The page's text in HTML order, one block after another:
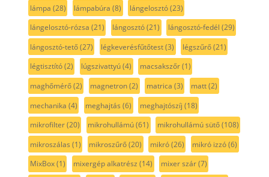
lámpa (28) lámpabúra (8) lángelosztó(23)
lángelosztó-rózsa (21) lángosztó(21) lángosztó-fedél (29)
lángosztó-tető(27) légkeverésfűtőtest(3) légszűrő(21)
légtisztító(2) lúgszivattyú(4) macsakszőr(1)
maghőmérő(2) magnetron(2) matrica (3) matt(2)
mechanika (4) meghajtás (6) meghajtószíj (18)
mikrofilter(20) mikrohullámú(61) mikrohullámú sütő(108)
mikroszálas (1) mikroszűrő(20) mikró(26) mikró izzó(6)
MixBox(1) mixergép alkatrész (14) mixer szár(7)